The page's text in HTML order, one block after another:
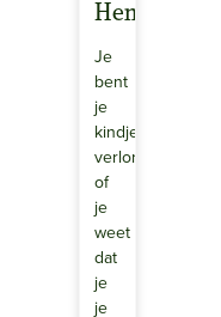
Je
bent
je
kindje
verloren
of
je
weet
dat
je
je